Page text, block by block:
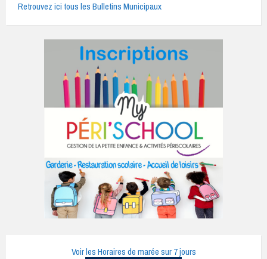
Retrouvez ici tous les Bulletins Municipaux
Voir les Horaires de marée sur 7 jours